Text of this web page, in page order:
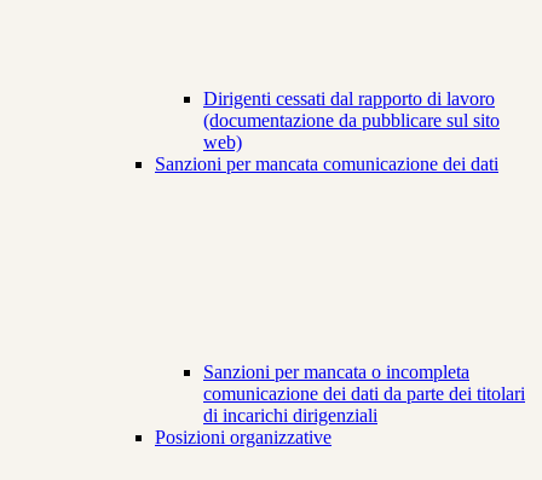
Dirigenti cessati dal rapporto di lavoro
(documentazione da pubblicare sul sito
web)
Sanzioni per mancata comunicazione dei dati
Sanzioni per mancata o incompleta
comunicazione dei dati da parte dei titolari
di incarichi dirigenziali
Posizioni organizzative